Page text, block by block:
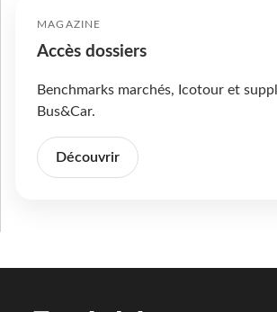
MAGAZINE
Accès dossiers
Benchmarks marchés, Icotour et
Bus&Car.
Découvrir